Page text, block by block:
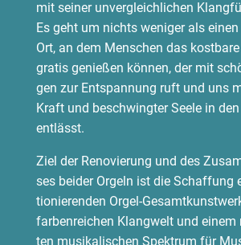
mit sei­ner unver­gleich­li­chen
Es geht um nichts weni­ger als
Ort, an dem Men­schen das
gra­tis genie­ßen kön­nen, der mit
gen zur Ent­span­nung ruft und uns
Kraft und beschwing­ter See­le in
entlässt.
Ziel der Reno­vie­rung und des
ses bei­der Orgeln ist die Schaf­fung
tio­nie­ren­den Orgel-
far­ben­rei­chen Klang­welt und
ten musi­ka­li­schen Spek­trum für